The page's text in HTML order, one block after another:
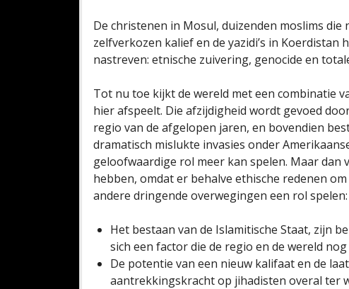
De christenen in Mosul, duizenden moslims
zelfverkozen kalief en de yazidi’s in
nastreven: etnische zuivering, genocide en
Tot nu toe kijkt de wereld met een combinatie
hier afspeelt. Die afzijdigheid wordt gevoed
regio van de afgelopen jaren, en bovendien
dramatisch mislukte invasies onder
geloofwaardige rol meer kan spelen. Maar dan
hebben, omdat er behalve ethische redenen
andere dringende overwegingen een rol spelen:
Het bestaan van de Islamitische Staat, zijn
sich een factor die de regio en de wereld
De potentie van een nieuw kalifaat en de
aantrekkingskracht op jihadisten overal ter